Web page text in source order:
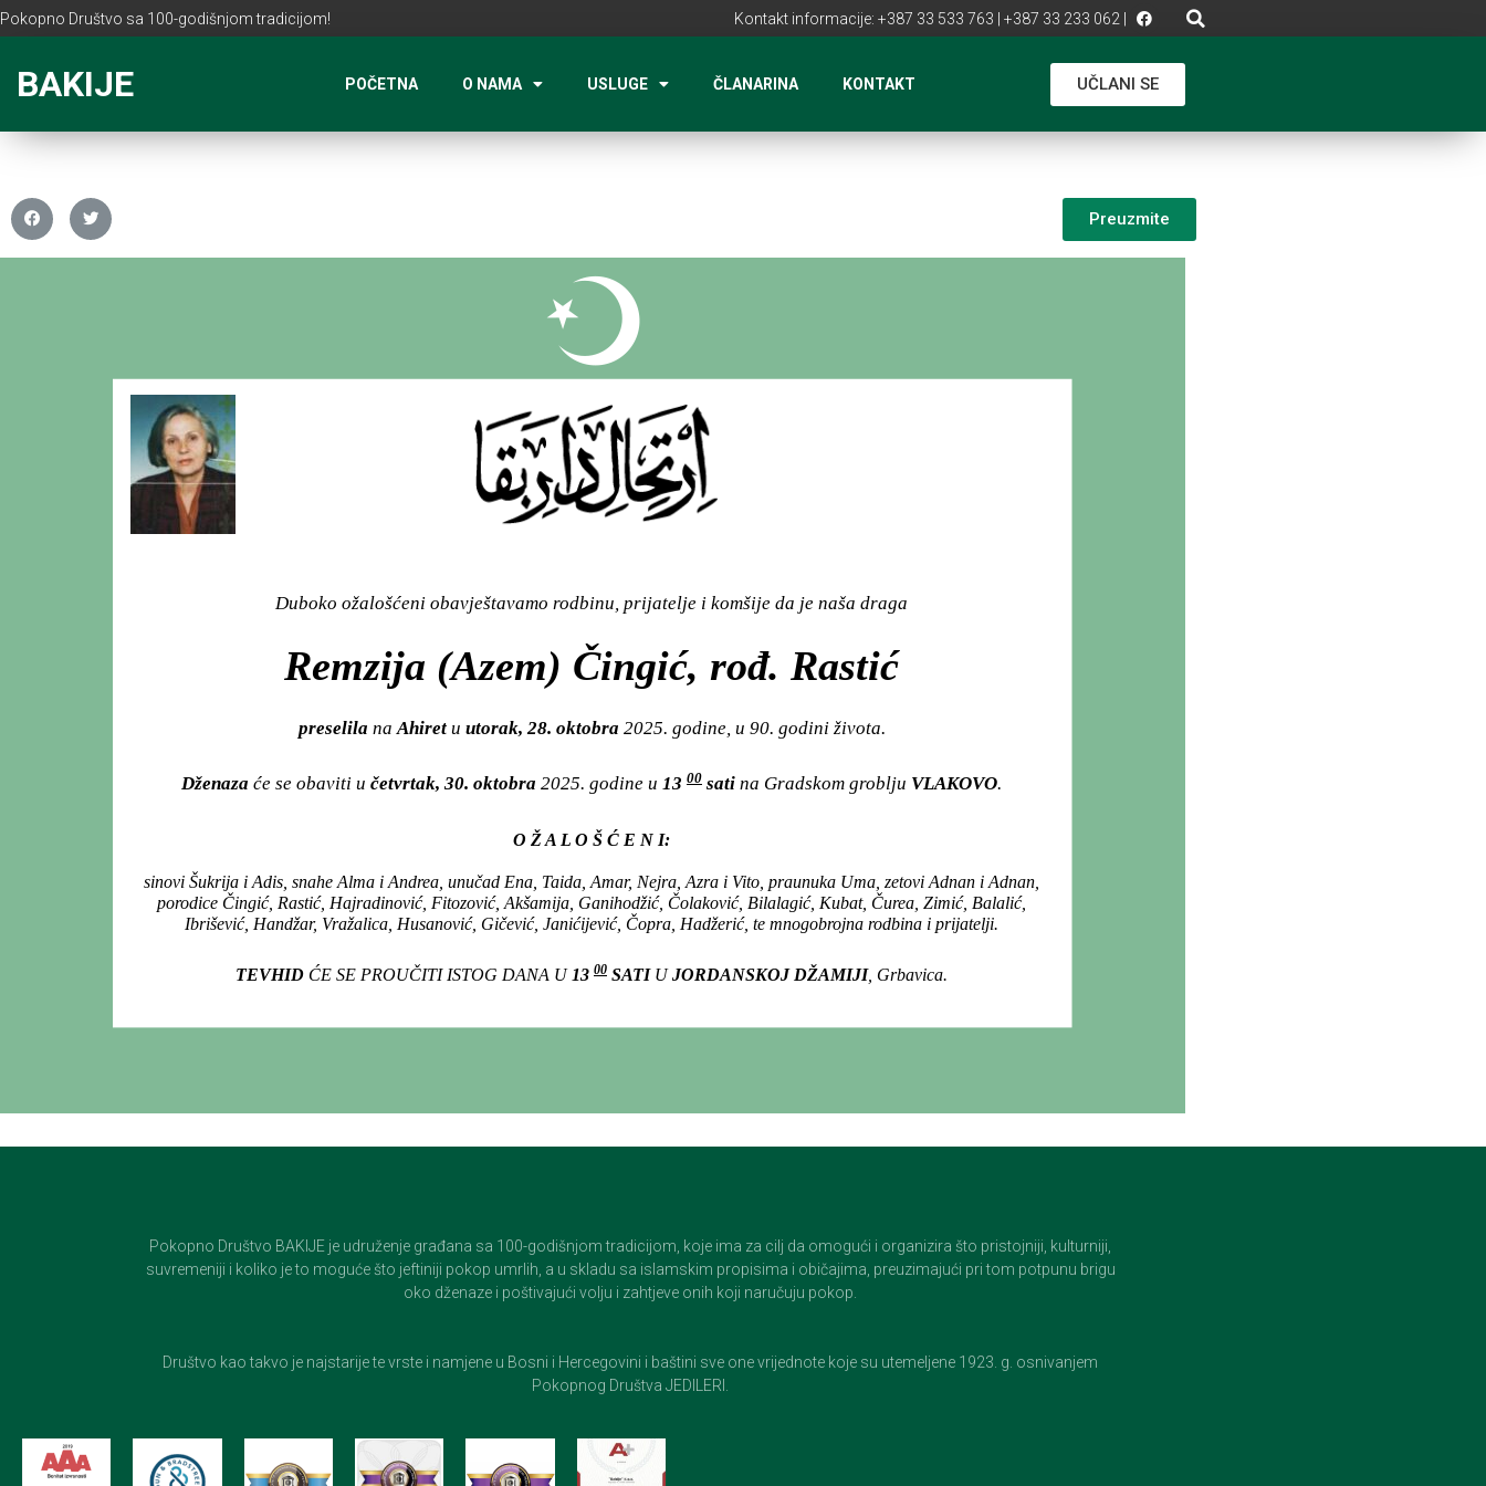
Pokopno Društvo sa 100-godišnjom tradicijom! Kontakt informacije: +387 33 533 763 | +387 33 233 062 |
BAKIJE POČETNA O NAMA USLUGE ČLANARINA KONTAKT UČLANI SE
Preuzmite
Duboko ožalošćeni obavještavamo rodbinu, prijatelje i komšije da je naša draga
Remzija (Azem) Čingić, rođ. Rastić
preselila naAhiret u utorak, 28. oktobra 2025. godine, u 90. godini života.
Dženaza će se obaviti u četvrtak, 30. oktobra 2025. godine u 13 00 sati na Gradskom groblju VLAKOVO.
O Ž A L O Š Ć E N I:
sinovi Šukrija i Adis, snahe Alma i Andrea, unučad Ena, Taida, Amar, Nejra, Azra i Vito, praunuka Uma, zetovi Adnan i Adnan,
porodice Čingić, Rastić, Hajradinović, Fitozović, Akšamija, Ganihodžić, Čolaković, Bilalagić, Kubat, Čurea, Zimić, Balalić,
Ibrišević, Handžar, Vražalica, Husanović, Gičević, Janićijević, Čopra, Hadžerić, te mnogobrojna rodbina i prijatelji.
TEVHID ĆE SE PROUČITI ISTOG DANA U 13 00 SATIUJORDANSKOJ DŽAMIJI, Grbavica.
Pokopno Društvo BAKIJE je udruženje građana sa 100-godišnjom tradicijom, koje ima za cilj da omogući i organizira što pristojniji, kulturniji,
suvremeniji i koliko je to moguće što jeftiniji pokop umrlih, a u skladu sa islamskim propisima i običajima, preuzimajući pri tom potpunu brigu
oko dženaze i poštivajući volju i zahtjeve onih koji naručuju pokop.
Društvo kao takvo je najstarije te vrste i namjene u Bosni i Hercegovini i baštini sve one vrijednote koje su utemeljene 1923. g. osnivanjem
Pokopnog Društva JEDILERI.